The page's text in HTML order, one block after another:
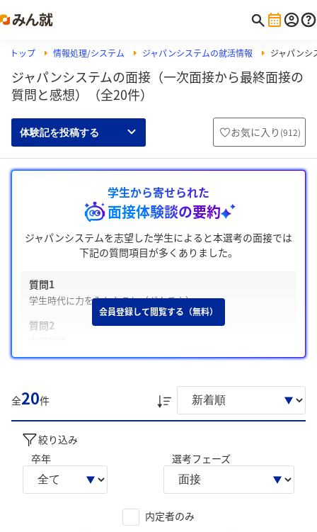
トップ 情報処理/システム ジャパンシステムの就活情報 ジャパンシ
ジャパンシステムの面接（一次面接から最終面接の
質問と感想）（全20件）
体験記を投稿する お気に入り (912)
学生から寄せられた
面接体験談の要約
ジャパンシステムを志望した学生によると本選考の面接では
下記の質問項目が多くありました。
質問1
学生時代に力を入れたこと（ガクチカ）
質問2
また、注意した点として、「企業のビジョンや価値観との一
致を具体的に示す」や「経験の過程や成果を掘り下げて具体
的に話す」があげられています。
学生の声を就職活動の参考にしましょう。
※AIを使用し、過去3年間のユーザー投稿を要約しています。実際
のユーザの投稿は下記の一覧からご確認ください。
会員登録して閲覧する（無料）
全20件
絞り込み
卒年
選考フェーズ
内定者のみ